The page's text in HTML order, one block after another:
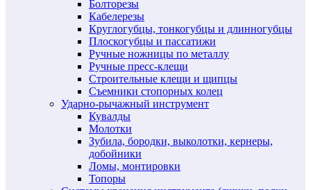
Болторезы
Кабелерезы
Круглогубцы, тонкогубцы и длинногубцы
Плоскогубцы и пассатижи
Ручные ножницы по металлу
Ручные пресс-клещи
Строительные клещи и щипцы
Съемники стопорных колец
Ударно-рычажный инструмент
Кувалды
Молотки
Зубила, бородки, выколотки, кернеры,
добойники
Ломы, монтировки
Топоры